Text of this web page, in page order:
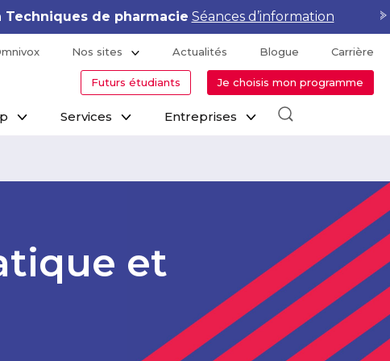
Techniques de pharmacie Séances d’information
Nos sites Actualités Blogue Carrière
Futurs étudiants Je choisis mon programme
Services Entreprises
et